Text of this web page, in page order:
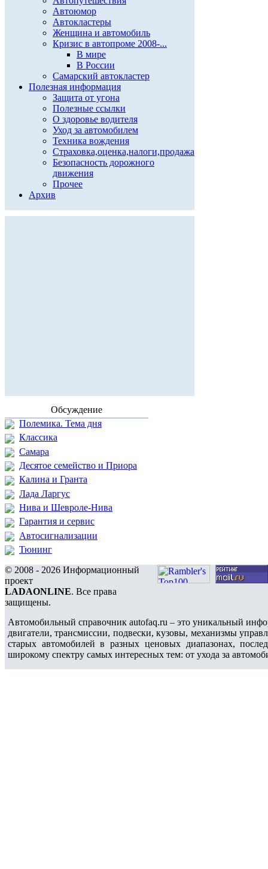
Автоюмор
Автокластеры
Женщина и автомобиль
Кризис в автопроме 2008-...
В мире
В России
Самарский автокластер
Полезная информация
Защита от угона
Полезные ссылки
О здоровье водителя
Уход за автомобилем
Техника вождения
Страховка,оценка,налоги,продажа
Безопасность дорожного
движения
Прочее
Архив
Обсуждение
Полемика. Тема дня
Классика
Самара
Десятое семейство и Приора
Калина и Гранта
Лада Ларгус
Нива и Шевроле-Нива
Гарантия и сервис
Автосигнализации
Тюнинг
© 2008 - 2026 Информационный
проект
LADAONLINE. Все права
защищены.
Автомобильный справочник autofaq.ru – это уникальный
двигатели, трансмиссии, подвески, кузовы, механизмы
старых автомобилей в разных ценовых диапазонах,
широкому спектру самых интересных тем: от ухода за